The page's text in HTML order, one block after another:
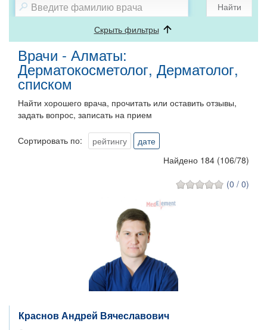
Найти
Скрыть фильтры
Врачи - Алматы:
Дерматокосметолог, Дерматолог,
списком
Найти хорошего врача, прочитать или оставить отзывы,
задать вопрос, записать на прием
Сортировать по: рейтингу
дате
Найдено 184 (106/78)
(0 / 0)
Краснов Андрей Вячеславович